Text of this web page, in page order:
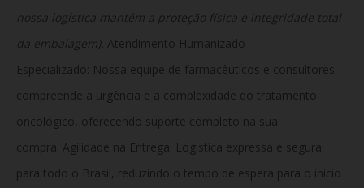
nossa logística mantém a proteção física e integridade total
da embalagem). Atendimento Humanizado
Especializado: Nossa equipe de farmacêuticos e consultores
compreende a urgência e a complexidade do tratamento
oncológico, oferecendo suporte completo na sua
compra. Agilidade na Entrega: Logística expressa e segura
para todo o Brasil, reduzindo o tempo de espera para o início